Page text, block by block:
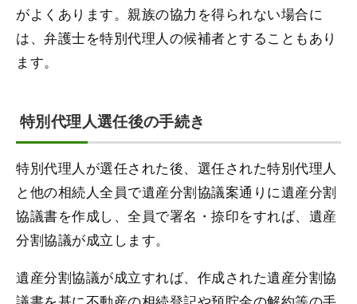
がよくあります。親族の協力を得られない場合に
は、弁護士を特別代理人の候補者とすることもあり
ます。
特別代理人選任後の手続き
特別代理人が選任された後、選任された特別代理人
と他の相続人全員で遺産分割協議案通りに遺産分割
協議書を作成し、全員で署名・捺印をすれば、遺産
分割協議が成立します。
遺産分割協議が成立すれば、作成された遺産分割協